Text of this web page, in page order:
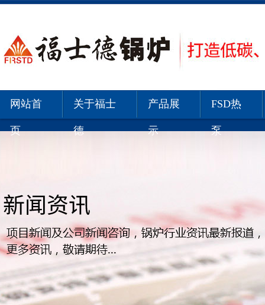
网站首
页
关于福士
德
产品展
示
FSD热
泵